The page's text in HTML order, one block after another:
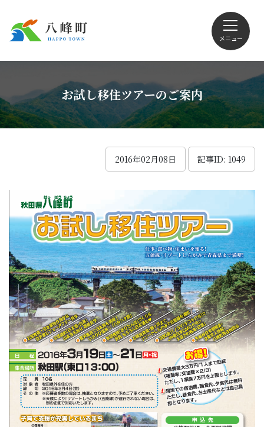
メニュー
Foreign language
くらしの情報
観光
子育て・教育
移住・定住
ビジネス・産業
行政情報
お試し移住ツアーのご案内
2016年02月08日 記事ID: 1049